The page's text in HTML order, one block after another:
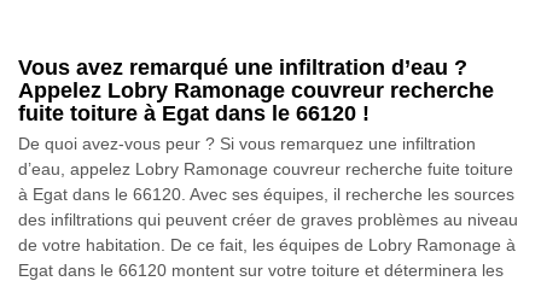
Vous avez remarqué une infiltration d’eau ?
Appelez Lobry Ramonage couvreur recherche
fuite toiture à Egat dans le 66120 !
De quoi avez-vous peur ? Si vous remarquez une infiltration
d’eau, appelez Lobry Ramonage couvreur recherche fuite toiture
à Egat dans le 66120. Avec ses équipes, il recherche les sources
des infiltrations qui peuvent créer de graves problèmes au niveau
de votre habitation. De ce fait, les équipes de Lobry Ramonage à
Egat dans le 66120 montent sur votre toiture et déterminera les